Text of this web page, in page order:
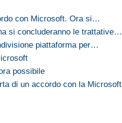
con Microsoft. Ora si…
si concluderanno le trattative…
piattaforma per…
possibile
di un accordo con la Microsoft